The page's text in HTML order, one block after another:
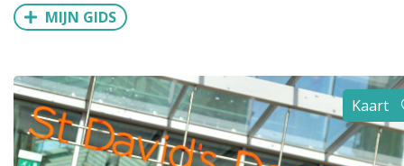
Azië
Uitgelichte bestemmingen
Alle steden
MIJN GIDS
Kaart